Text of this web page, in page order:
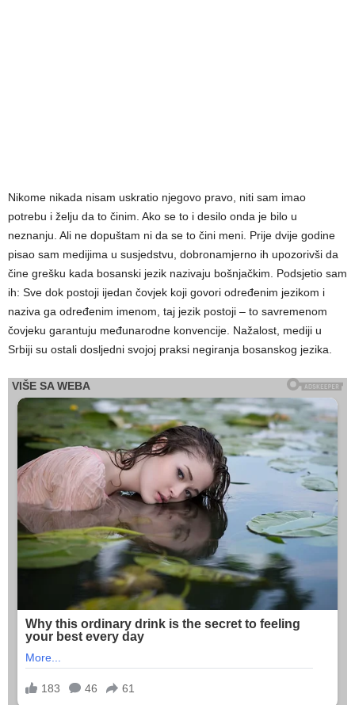
Nikome nikada nisam uskratio njegovo pravo, niti sam imao
potrebu i želju da to činim. Ako se to i desilo onda je bilo u
neznanju. Ali ne dopuštam ni da se to čini meni. Prije dvije godine
pisao sam medijima u susjedstvu, dobronamjerno ih upozorivši da
čine grešku kada bosanski jezik nazivaju bošnjačkim. Podsjetio sam
ih: Sve dok postoji ijedan čovjek koji govori određenim jezikom i
naziva ga određenim imenom, taj jezik postoji – to savremenom
čovjeku garantuju međunarodne konvencije. Nažalost, mediji u
Srbiji su ostali dosljedni svojoj praksi negiranja bosanskog jezika.